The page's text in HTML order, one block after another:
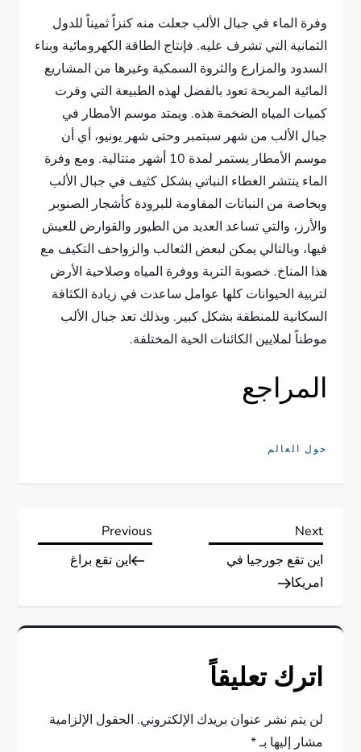
وفرة الماء في جبال الألب جعلت منه كنزاً ثميناً للدول
الثمانية التي تشرف عليه. فإنتاج الطاقة الكهرومائية وبناء
السدود والمزارع والثروة السمكية وغيرها من المشاريع
المائية المربحة تعود بالفضل لهذه الطبيعة التي وفرت
كميات المياه الضخمة هذه. ويمتد موسم الأمطار في
جبال الألب من شهر سبتمبر وحتى شهر يونيو، أي أن
موسم الأمطار يستمر لمدة 10 أشهر متتالية. ومع وفرة
الماء ينتشر الغطاء النباتي بشكل كثيف في جبال الألب
وبخاصة من النباتات المقاومة للبرودة كأشجار الصنوبر
والأرز، والتي تساعد العديد من الطيور والقوارض للعيش
فيها، وبالتالي يمكن لبعض الثعالب والزواحف التكيف مع
هذا المناخ. خصوبة التربة ووفرة المياه وصلاحية الأرض
لتربية الحيوانات كلها عوامل ساعدت في زيادة الكثافة
السكانية للمنطقة بشكل كبير. وبذلك تعد جبال الألب
موطناً لملايين الكائنات الحية المختلفة.
المراجع
حول العالم
ت
ص
ا
ل
Previous
Post
Previous
اين تقع براغ
Next
Post
Next
اين تقع جورجيا في
امريكا
اترك تعليقاً
لن يتم نشر عنوان بريدك الإلكتروني. الحقول الإلزامية
مشار إليها بـ*